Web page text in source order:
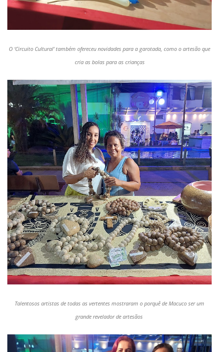
O ‘Circuito Cultural’também ofereceu novidades para a garotada, como o artesão que
cria as bolas para as crianças
Talentosos artistas de todas as vertentes mostraram o porquê de Macuco ser um
grande revelador de artesãos